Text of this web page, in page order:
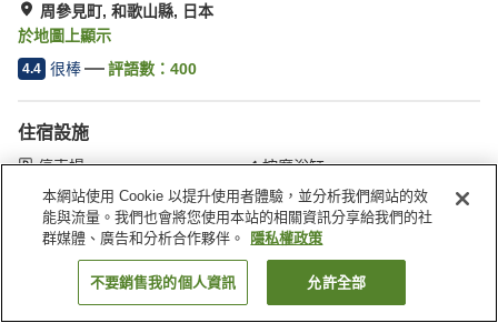
周參見町, 和歌山縣, 日本
於地圖上顯示
4.4 很棒 評語數： 400
住宿設施
停車場
按摩浴缸
岩盤浴
三溫暖
首頁 日本 和歌山縣 周參見町 貝魯維德勒溫泉飯店
找客房
本網站使用 Cookie 以提升使用者體驗，並分析我們網站的效
能與流量。我們也會將您使用本站的相關資訊分享給我們的社
群媒體、廣告和分析合作夥伴。
隱私權政策
不要銷售我的個人資訊 允許全部